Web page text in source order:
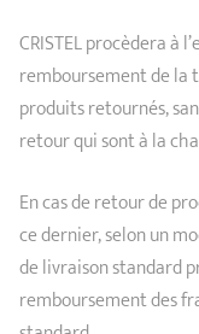
CRISTEL procèdera à
remboursement de la
produits retournés,
retour qui sont à la
En cas de retour de
ce dernier, selon un
de livraison standard
remboursement des